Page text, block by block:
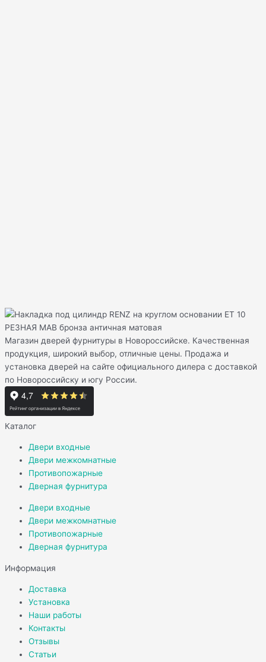
Магазин дверей фурнитуры в Новороссийске. Качественная
продукция, широкий выбор, отличные цены. Продажа и
установка дверей на сайте официального дилера с доставкой
по Новороссийску и югу России.
Каталог
Двери входные
Двери межкомнатные
Противопожарные
Дверная фурнитура
Двери входные
Двери межкомнатные
Противопожарные
Дверная фурнитура
Информация
Доставка
Установка
Наши работы
Контакты
Отзывы
Статьи